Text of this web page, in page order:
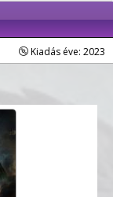
Kiadás éve: 2023